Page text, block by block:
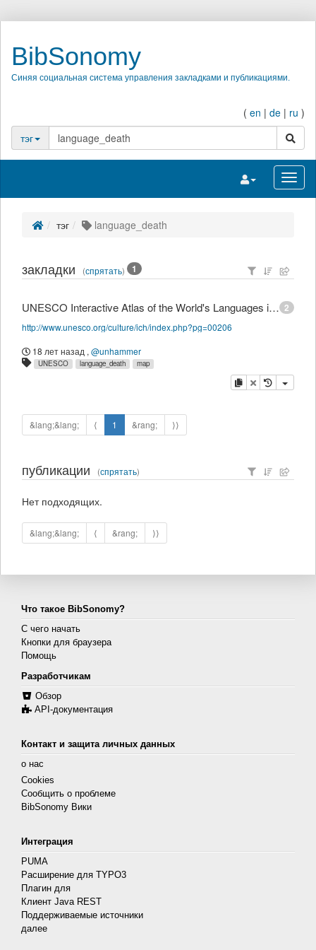
BibSonomy
Синяя социальная система управления закладками и публикациями.
( en | de | ru )
тэг
поиск
Переключить
тэг language_death
закладки (спрятать) 1
2
UNESCO Interactive Atlas of the World's Languages in Danger
http://www.unesco.org/culture/ich/index.php?pg=00206
18 лет назад , @unhammer
UNESCO language_death map
копировать
удалить
&lang;&lang; ⟨ 1 &rang; ⟩⟩
публикации (спрятать)
Нет подходящих.
&lang;&lang; ⟨ &rang; ⟩⟩
Что такое BibSonomy?
С чего начать
Кнопки для браузера
Помощь
Разработчикам
Обзор
API-документация
Контакт и защита личных данных
о нас
Cookies
Сообщить о проблеме
BibSonomy Вики
Интеграция
PUMA
Расширение для TYPO3
Плагин для
Клиент Java REST
Поддерживаемые источники
далее